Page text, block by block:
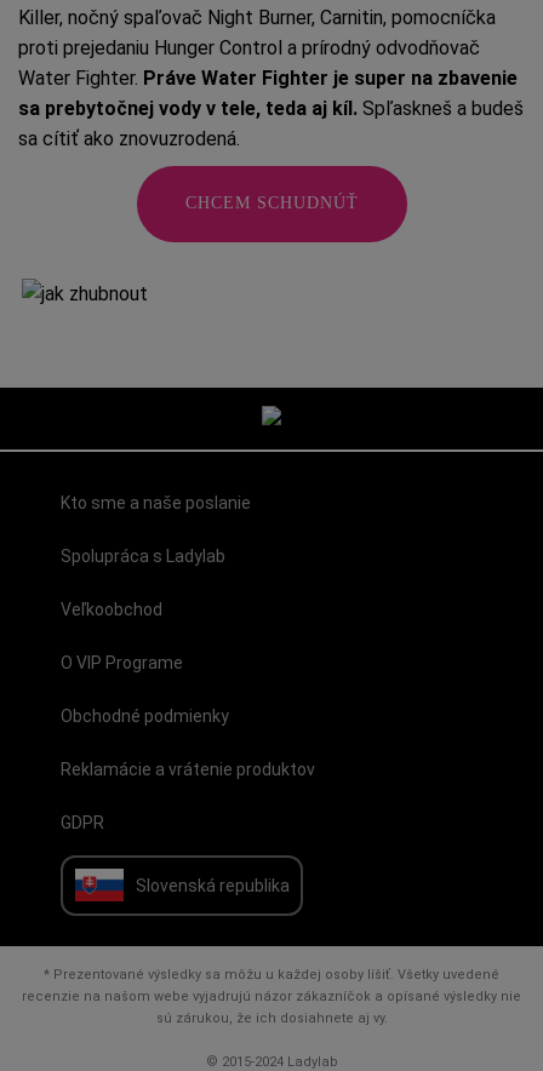
Killer, nočný spaľovač Night Burner, Carnitin, pomocníčka
proti prejedaniu Hunger Control a prírodný odvodňovač
Water Fighter. Práve Water Fighter je super na zbavenie
sa prebytočnej vody v tele, teda aj kíl. Spľaskneš a budeš
sa cítiť ako znovuzrodená.
CHCEM SCHUDNÚŤ
Kto sme a naše poslanie
Spolupráca s Ladylab
Veľkoobchod
O VIP Programe
Obchodné podmienky
Reklamácie a vrátenie produktov
GDPR
Slovenská republika
* Prezentované výsledky sa môžu u každej osoby líšiť. Všetky uvedené
recenzie na našom webe vyjadrujú názor zákazníčok a opísané výsledky nie
sú zárukou, že ich dosiahnete aj vy.
© 2015-2024 Ladylab